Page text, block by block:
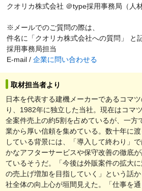
クオリカ株式会社 ＠type採用事務局（人
※メールでのご質問の際は、
件名に「クオリカ株式会社への質問」 と
採用事務局担当
E-mail / 企業に問い合わせる
取材担当者より
日本を代表する建機メーカーであるコマ
り、1982年に独立した当社。現在はコマ
全案件売上の約5割を占めているが、一方
業から厚い信頼を集めている。数十年に
している背景には、「導入して終わり」
かなアフターサービスや保守改善の徹底
ているそうだ。「今後は外販案件の拡大
の売上げ増加を目指していく」という話
社全体の向上心が垣間見えた。「仕事を通